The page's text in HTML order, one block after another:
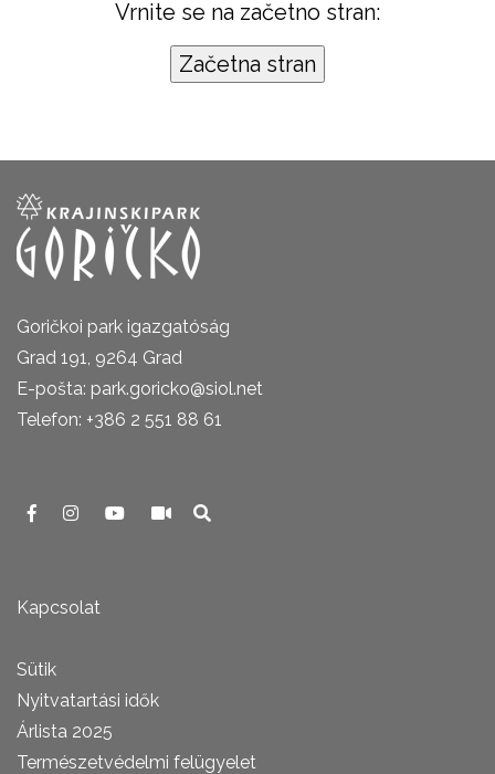
Vrnite se na začetno stran:
Goričkoi park igazgatóság
Grad 191, 9264 Grad
E-pošta: park.goricko@siol.net
Telefon: +386 2 551 88 61
Kapcsolat
Sütik
Nyitvatartási idők
Árlista 2025
Természetvédelmi felügyelet